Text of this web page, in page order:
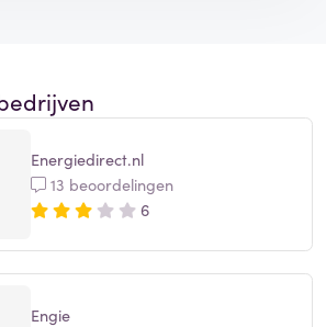
Energiedirect.nl
13 beoordelingen
6
Engie